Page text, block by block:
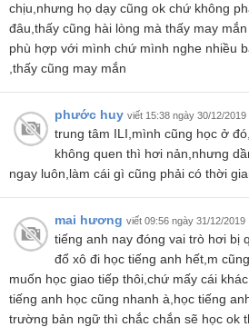
chịu,nhưng họ dạy cũng ok chứ không
đâu,thấy cũng hài lòng mà thấy may
phù hợp với mình chứ mình nghe nhiều
,thấy cũng may mắn
phước huy viết 15:38 ngày 30/12/2019
trung tâm ILI,mình cũng học ở
không quen thì hơi nản,nhưng
ngay luôn,làm cái gì cũng phải có thời
mai hương viết 09:56 ngày 31/12/2019
tiếng anh nay đóng vai trò hơi bị
đổ xô đi học tiếng anh hết,m
muốn học giao tiếp thôi,chứ mấy cái
tiếng anh học cũng nhanh à,học tiếng
trường bản ngữ thì chắc chắn sẽ học ok